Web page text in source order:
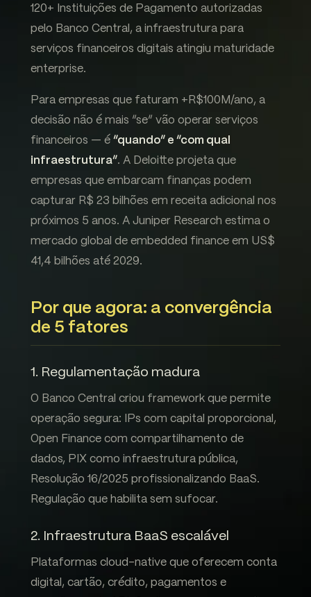
120+ Instituições de Pagamento autorizadas
pelo Banco Central, a infraestrutura para
serviços financeiros digitais atingiu maturidade
enterprise.
Para empresas que faturam +R$100M/ano, a
decisão não é mais “se” vão operar serviços
financeiros — é “quando” e “com qual
infraestrutura”. A Deloitte projeta que
empresas que embarcam finanças podem
capturar R$ 23 bilhões em receita adicional nos
próximos 5 anos. A Juniper Research estima o
mercado global de embedded finance em US$
41,4 bilhões até 2029.
Por que agora: a convergência
de 5 fatores
1. Regulamentação madura
O Banco Central criou framework que permite
operação segura: IPs com capital proporcional,
Open Finance com compartilhamento de
dados, PIX como infraestrutura pública,
Resolução 16/2025 profissionalizando BaaS.
Regulação que habilita sem sufocar.
2. Infraestrutura BaaS escalável
Plataformas cloud-native que oferecem conta
digital, cartão, crédito, pagamentos e